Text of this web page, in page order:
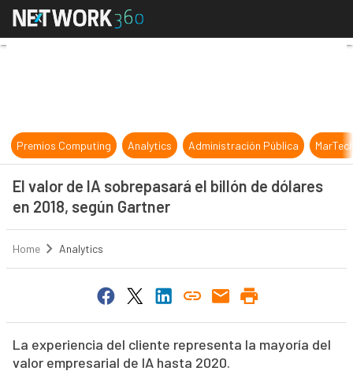
El valor de IA sobrepasará el
Premios Computing Analytics Administración Pública
El valor de IA sobrepasará el billón de dólares
en 2018, según Gartner
Home Analytics
La experiencia del cliente representa la mayoría del
valor empresarial de IA hasta 2020.